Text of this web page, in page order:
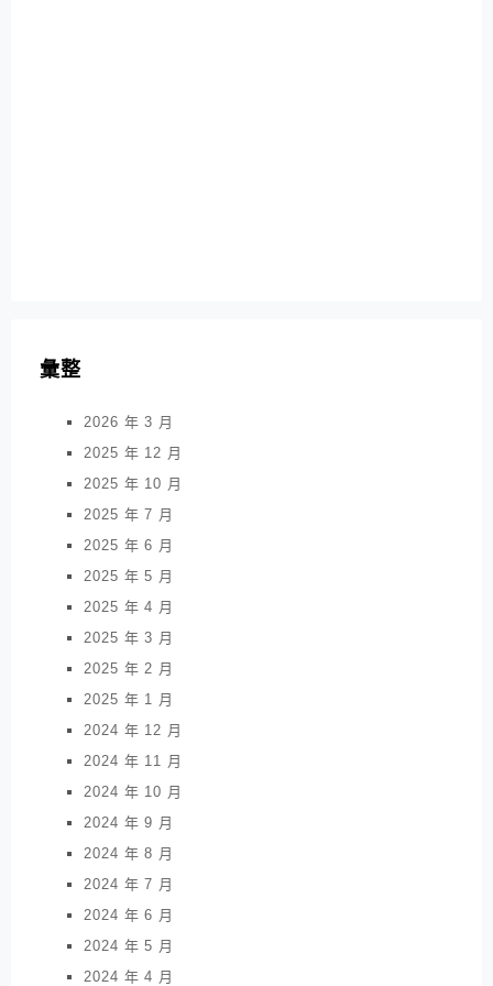
彙整
2026 年 3 月
2025 年 12 月
2025 年 10 月
2025 年 7 月
2025 年 6 月
2025 年 5 月
2025 年 4 月
2025 年 3 月
2025 年 2 月
2025 年 1 月
2024 年 12 月
2024 年 11 月
2024 年 10 月
2024 年 9 月
2024 年 8 月
2024 年 7 月
2024 年 6 月
2024 年 5 月
2024 年 4 月